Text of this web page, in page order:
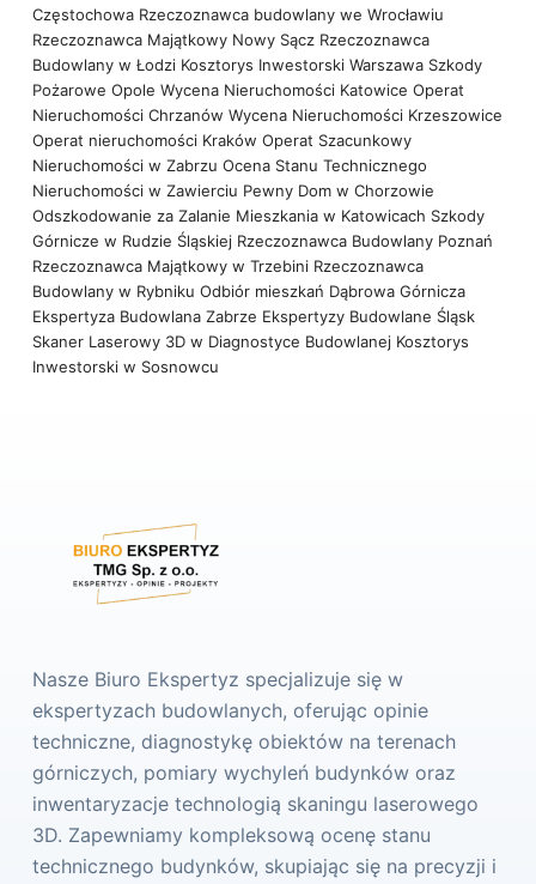
Częstochowa Rzeczoznawca budowlany we Wrocławiu
Rzeczoznawca Majątkowy Nowy Sącz Rzeczoznawca
Budowlany w Łodzi Kosztorys Inwestorski Warszawa Szkody
Pożarowe Opole Wycena Nieruchomości Katowice Operat
Nieruchomości Chrzanów Wycena Nieruchomości Krzeszowice
Operat nieruchomości Kraków Operat Szacunkowy
Nieruchomości w Zabrzu Ocena Stanu Technicznego
Nieruchomości w Zawierciu Pewny Dom w Chorzowie
Odszkodowanie za Zalanie Mieszkania w Katowicach Szkody
Górnicze w Rudzie Śląskiej Rzeczoznawca Budowlany Poznań
Rzeczoznawca Majątkowy w Trzebini Rzeczoznawca
Budowlany w Rybniku Odbiór mieszkań Dąbrowa Górnicza
Ekspertyza Budowlana Zabrze Ekspertyzy Budowlane Śląsk
Skaner Laserowy 3D w Diagnostyce Budowlanej Kosztorys
Inwestorski w Sosnowcu
Nasze Biuro Ekspertyz specjalizuje się w
ekspertyzach budowlanych, oferując opinie
techniczne, diagnostykę obiektów na terenach
górniczych, pomiary wychyleń budynków oraz
inwentaryzacje technologią skaningu laserowego
3D. Zapewniamy kompleksową ocenę stanu
technicznego budynków, skupiając się na precyzji i